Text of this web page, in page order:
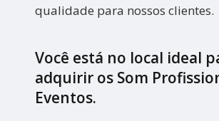
qualidade para nossos clientes.
Você está no local ideal
adquirir os Som
Eventos.